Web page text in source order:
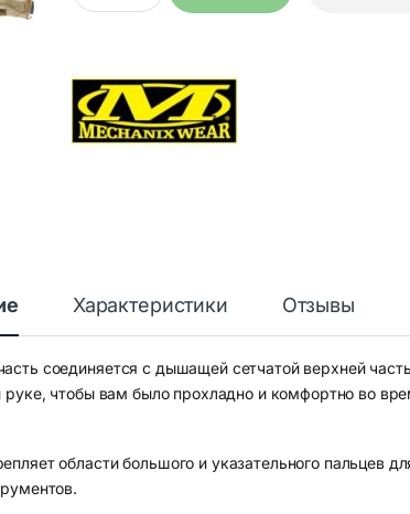
Характеристики Отзывы
соединяется с дышащей сетчатой верхней
руке, чтобы вам было прохладно и комфортно во
области большого и указательного пальцев